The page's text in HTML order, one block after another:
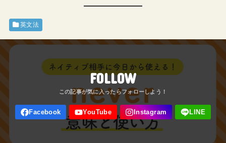
英文法
FOLLOW